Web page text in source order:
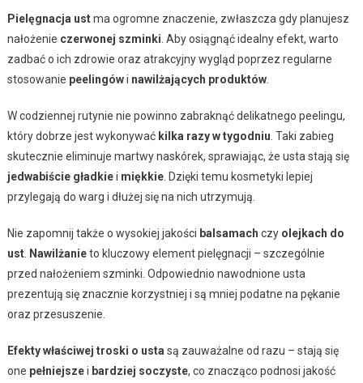
Pielęgnacja ustma ogromne znaczenie, zwłaszcza gdy planujesz
nałożenie czerwonej szminki . Aby osiągnąć idealny efekt, warto
zadbać o ich zdrowie oraz atrakcyjny wygląd poprzez regularne
stosowanie peelingówi nawilżających produktów.
W codziennej rutynie nie powinno zabraknąć delikatnego peelingu,
który dobrze jest wykonywać kilka razy w tygodniu . Taki zabieg
skutecznie eliminuje martwy naskórek, sprawiając, że usta stają się
jedwabiście gładkiei miękkie. Dzięki temu kosmetyki lepiej
przylegają do warg i dłużej się na nich utrzymują.
Nie zapomnij także o wysokiej jakości balsamach czy olejkach do
ust. Nawilżanieto kluczowy element pielęgnacji – szczególnie
przed nałożeniem szminki. Odpowiednio nawodnione usta
prezentują się znacznie korzystniej i są mniej podatne na pękanie
oraz przesuszenie.
Efekty właściwej troski o usta są zauważalne od razu – stają się
one pełniejszei bardziej soczyste, co znacząco podnosi jakość